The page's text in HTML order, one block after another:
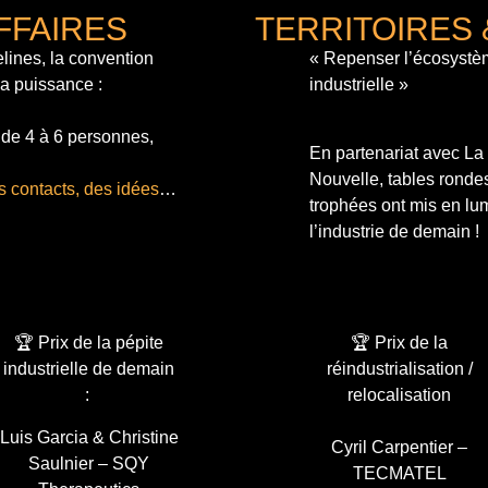
la convention
puissance :
4 à 6 personnes,
contacts, des idées…
TERRITOIRES
« Repenser
industrielle »
En partenariat avec
Nouvelle, tables
trophées ont mis en
l’industrie de demain !
🏆 Prix de la pépite
industrielle de demain
:
Luis Garcia & Christine
Saulnier – SQY
🏆 Prix de la
réindustrialisation /
relocalisation
Cyril Carpentier –
TECMATEL